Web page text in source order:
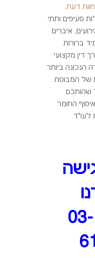
דעת.
סעיפים ותתי
איברים
ברורות
דין מקצועי
הנכונה ביותר
של המבוטח.
שהותכם
החומר
לעו"ד
התקשרו 03-